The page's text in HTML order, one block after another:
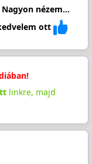
Nagyon nézem...
ott
linkre, majd